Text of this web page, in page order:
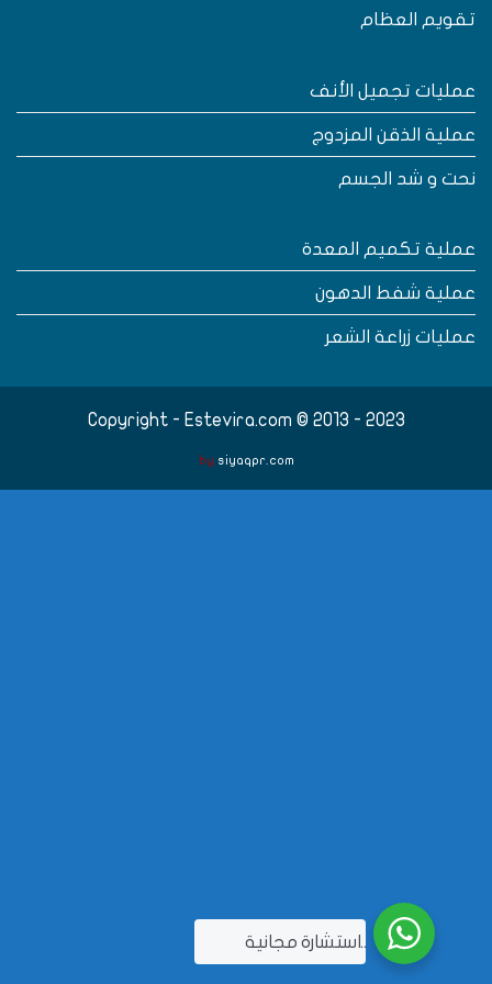
العظام
تجميل الأنف
الذقن المزدوج
و شد الجسم
تكميم المعدة
شفط الدهون
زراعة الشعر
Copyright - Estevira.com © 2013 - 2023
bysiyaqpr.com
..استشارة مجانية